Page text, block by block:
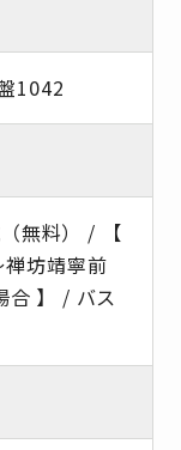
1042
無料） / 【
坊靖寧前
合 】 / バス